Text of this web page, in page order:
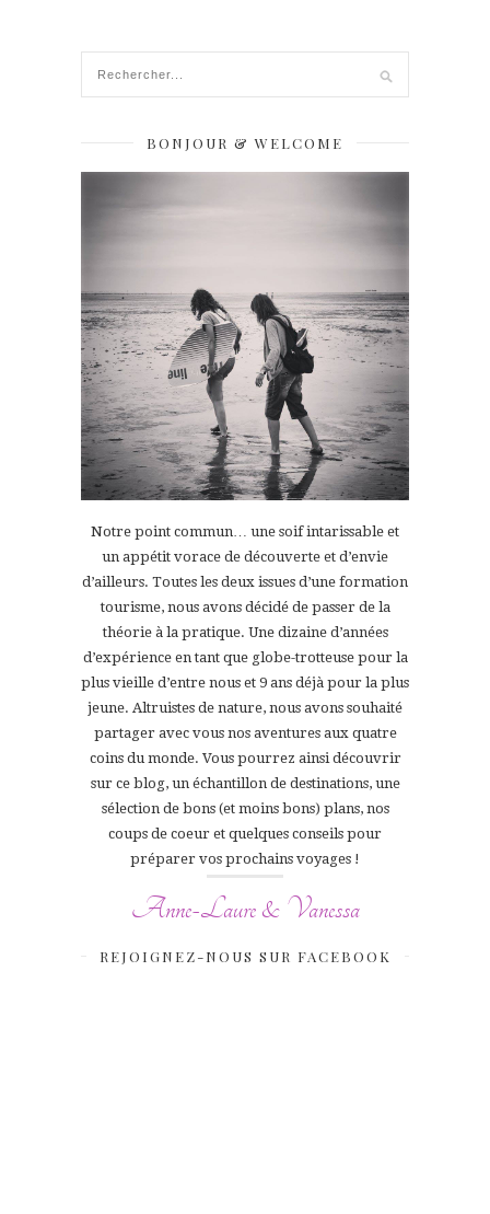
BONJOUR & WELCOME
Notre point commun… une soif intarissable et
un appétit vorace de découverte et d’envie
d’ailleurs. Toutes les deux issues d’une formation
tourisme, nous avons décidé de passer de la
théorie à la pratique. Une dizaine d’années
d’expérience en tant que globe-trotteuse pour la
plus vieille d’entre nous et 9 ans déjà pour la plus
jeune. Altruistes de nature, nous avons souhaité
partager avec vous nos aventures aux quatre
coins du monde. Vous pourrez ainsi découvrir
sur ce blog, un échantillon de destinations, une
sélection de bons (et moins bons) plans, nos
coups de coeur et quelques conseils pour
préparer vos prochains voyages !
Anne-Laure & Vanessa
REJOIGNEZ-NOUS SUR FACEBOOK